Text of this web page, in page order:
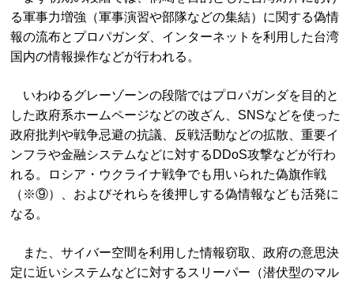
る軍事力増強（軍事演習や部隊などの集結）に関する偽情
報の流布とプロパガンダ、インターネットを利用した台湾
国内の情報操作などが行われる。
いわゆるグレーゾーンの段階ではプロパガンダを目的と
した政府系ホームページなどの改ざん、SNSなどを使った
政府批判や戦争忌避の抗議、反戦活動などの拡散、重要イ
ンフラや金融システムなどに対するDDoS攻撃などが行わ
れる。ロシア・ウクライナ戦争でも用いられた偽旗作戦
（※⑨）、およびそれらを後押しする偽情報なども活発に
なる。
また、サイバー空間を利用した情報窃取、政府の意思決
定に近いシステムなどに対するスリーパー（潜伏型のマル